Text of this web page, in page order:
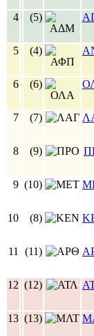
4 (5)
5 (4)
6 (6)
7 (7)
8 (9)
9 (10)
10 (8)
11 (11)
12 (12)
13 (13)